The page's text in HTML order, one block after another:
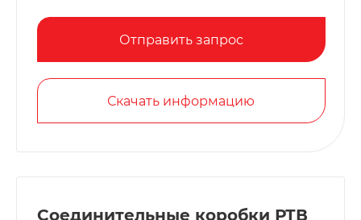
Отправить запрос
Скачать информацию
Соединительные коробки РТВ